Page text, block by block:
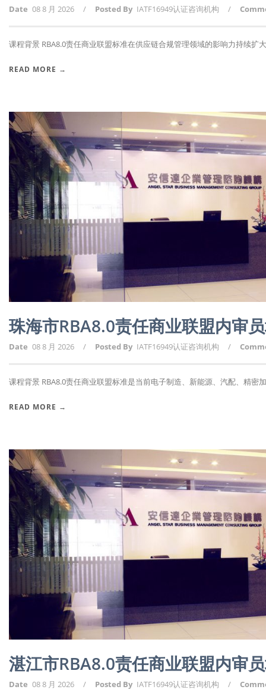
Date 08 8 月 2026 / Posted By IATF16949认证咨询机构 /
课程背景 RBA8.0责任商业联盟标准在供应链合规管理领域的影响力持续扩
READ MORE →
珠海市RBA8.0责任商业联盟内审
Date 08 8 月 2026 / Posted By IATF16949认证咨询机构 /
课程背景 RBA8.0责任商业联盟标准是当前电子制造、新能源、汽配、精密
READ MORE →
湛江市RBA8.0责任商业联盟内审
Date 08 8 月 2026 / Posted By IATF16949认证咨询机构 /